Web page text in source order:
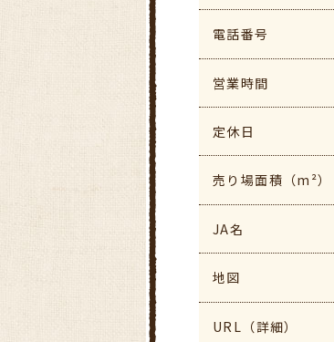
電話番号
営業時間
定休日
売り場面積（m²）
JA名
地図
URL（詳細）